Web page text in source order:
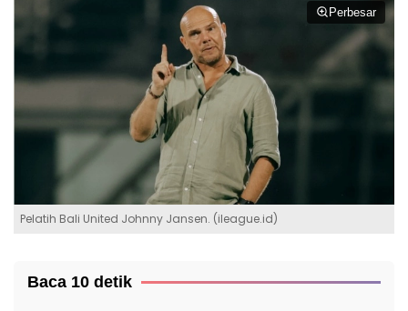
Perbesar
Pelatih Bali United Johnny Jansen. (ileague.id)
Baca 10 detik